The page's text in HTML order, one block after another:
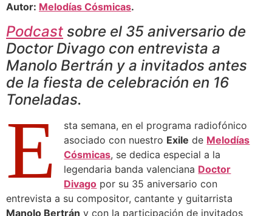
Autor: Melodías Cósmicas.
Podcast sobre el 35 aniversario de
Doctor Divago con entrevista a
Manolo Bertrán y a invitados antes
de la fiesta de celebración en 16
Toneladas.
E
sta semana, en el programa radiofónico
asociado con nuestro Exile de Melodías
Cósmicas, se dedica especial a la
legendaria banda valenciana Doctor
Divago por su 35 aniversario con
entrevista a su compositor, cantante y guitarrista
Manolo Bertrán y con la participación de invitados